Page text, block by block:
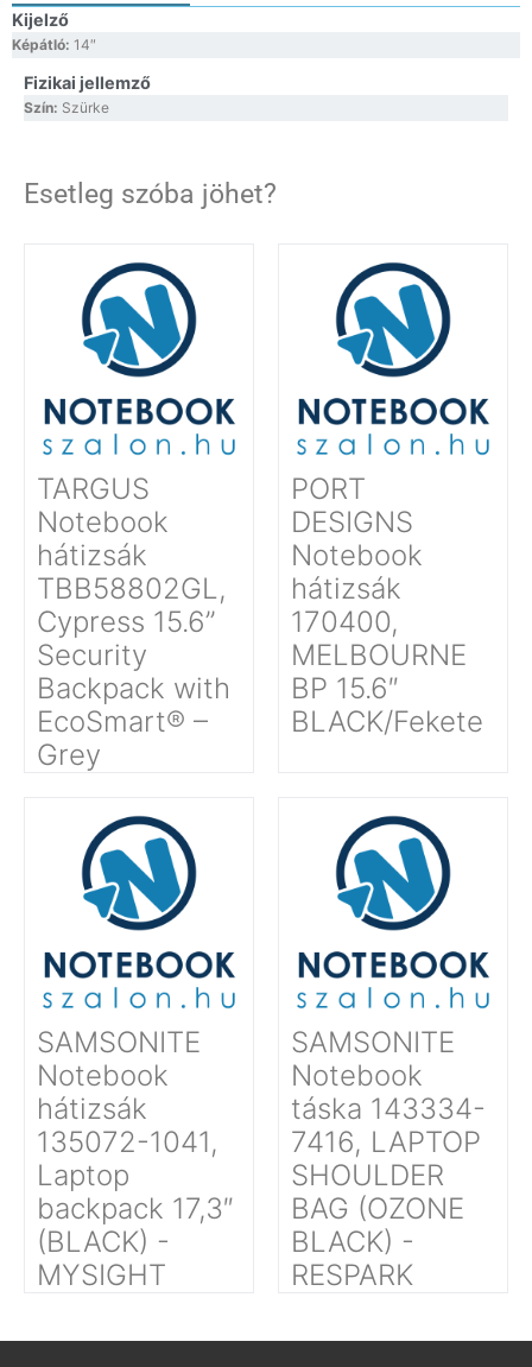
Kijelző
Képátló: 14″
Fizikai jellemző
Szín: Szürke
Esetleg szóba jöhet?
TARGUS
Notebook
hátizsák
TBB58802GL,
Cypress 15.6”
Security
Backpack with
EcoSmart® –
Grey
PORT
DESIGNS
Notebook
hátizsák
170400,
MELBOURNE
BP 15.6″
BLACK/Fekete
SAMSONITE
Notebook
hátizsák
135072-1041,
Laptop
backpack 17,3″
(BLACK) -
MYSIGHT
SAMSONITE
Notebook
táska 143334-
7416, LAPTOP
SHOULDER
BAG (OZONE
BLACK) -
RESPARK